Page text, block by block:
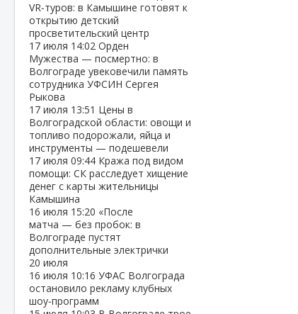
VR‑туров: в Камышине готовят к
открытию детский
просветительский центр
17 июля 14:02 Орден
Мужества — посмертно: в
Волгограде увековечили память
сотрудника УФСИН Сергея
Рыкова
17 июля 13:51 Цены в
Волгоградской области: овощи и
топливо подорожали, яйца и
инструменты — подешевели
17 июля 09:44 Кража под видом
помощи: СК расследует хищение
денег с карты жительницы
Камышина
16 июля 15:20 «После
матча — без пробок: в
Волгограде пустят
дополнительные электрички
20 июля
16 июля 10:16 УФАС Волгограда
остановило рекламу клубных
шоу‑программ